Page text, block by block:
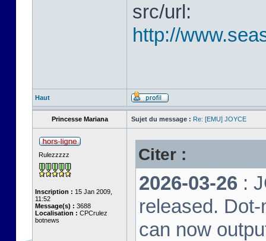
src/url:
http://
Haut
Princesse Mariana Sujet du message : Re: [EMU] JOYCE
Rulezzzzz
Inscription : 15 Jan 2009,
11:52
Message(s) : 3688
Localisation : CPCrulez
botnews
Citer :
2026-03-26 :
released.
can now